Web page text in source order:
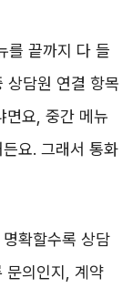
를 끝까지 다 들
상담원 연결 항목
면요, 중간 메뉴
요. 그래서 통화
확할수록 상담
문의인지, 계약